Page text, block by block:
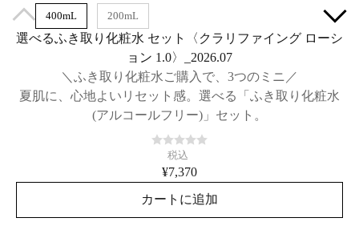
400mL 200mL
選べるふき取り化粧水 セット〈クラリファイング ローシ
ョン 1.0〉_2026.07
＼ふき取り化粧水ご購入で、3つのミニ／
夏肌に、心地よいリセット感。選べる「ふき取り化粧水
(アルコールフリー)」セット。
税込
¥7,370
カートに追加